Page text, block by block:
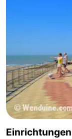
Küstetram
Medizin
Adressen
Region
Zeeuws-